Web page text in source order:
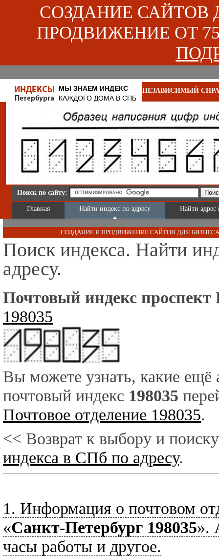
СОЗДАНИЕ САЙТОВ
ПРОДВИЖЕНИЕ ОТ
МЫ ЗНАЕМ ИНДЕКС
КАЖДОГО ДОМА В СПБ
НЕЗАВИСИМЫЙ
Поиск по сайту:
Главная Найти индекс по адресу Найти адрес
СОЗДАНИЕ И ПРОДВИЖЕНИЕ САЙТОВ ДЛЯ
Поиск индекса. Найти
адресу.
Почтовый индекс проспект
198035
Вы можете узнать, какие ещё
почтовый индекс 198035
Почтовое отделение 198035.
<< Возврат к выбору и
индекса в СПб по адресу.
1. Информация о почтовом
«Санкт-Петербург 198035».
часы работы и другое.